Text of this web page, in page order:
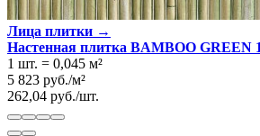
Лица плитки →
Настенная плитка BAMBOO GREEN
1 шт. = 0,045 м²
5 823 руб./м²
262,04 руб./шт.